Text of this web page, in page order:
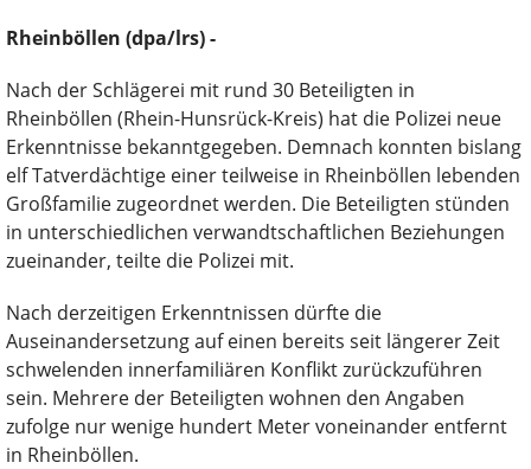
Rheinböllen (dpa/lrs) -
Nach der Schlägerei mit rund 30 Beteiligten in
Rheinböllen (Rhein-Hunsrück-Kreis) hat die Polizei neue
Erkenntnisse bekanntgegeben. Demnach konnten bislang
elf Tatverdächtige einer teilweise in Rheinböllen lebenden
Großfamilie zugeordnet werden. Die Beteiligten stünden
in unterschiedlichen verwandtschaftlichen Beziehungen
zueinander, teilte die Polizei mit.
Nach derzeitigen Erkenntnissen dürfte die
Auseinandersetzung auf einen bereits seit längerer Zeit
schwelenden innerfamiliären Konflikt zurückzuführen
sein. Mehrere der Beteiligten wohnen den Angaben
zufolge nur wenige hundert Meter voneinander entfernt
in Rheinböllen.